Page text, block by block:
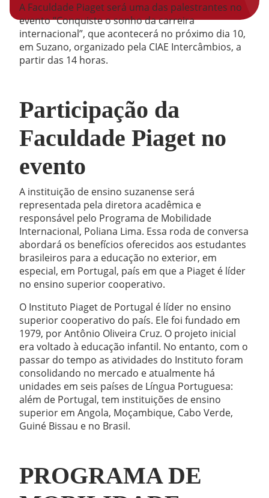
A Faculdade Piaget será uma das palestrantes no
evento “Conquiste o sonho da carreira
internacional”, que acontecerá no próximo dia 10,
em Suzano, organizado pela CIAE Intercâmbios, a
partir das 14 horas.
Participação da
Faculdade Piaget no
evento
A instituição de ensino suzanense será
representada pela diretora acadêmica e
responsável pelo Programa de Mobilidade
Internacional, Poliana Lima. Essa roda de conversa
abordará os benefícios oferecidos aos estudantes
brasileiros para a educação no exterior, em
especial, em Portugal, país em que a Piaget é líder
no ensino superior cooperativo.
O Instituto Piaget de Portugal é líder no ensino
superior cooperativo do país. Ele foi fundado em
1979, por Antônio Oliveira Cruz. O projeto inicial
era voltado à educação infantil. No entanto, com o
passar do tempo as atividades do Instituto foram
consolidando no mercado e atualmente há
unidades em seis países de Língua Portuguesa:
além de Portugal, tem instituições de ensino
superior em Angola, Moçambique, Cabo Verde,
Guiné Bissau e no Brasil.
PROGRAMA DE